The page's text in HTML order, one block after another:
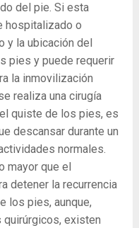
del pie. Si esta
hospitalizado o
y la ubicación del
pies y puede requerir
la inmovilización
realiza una cirugía
quiste de los pies, es
descansar durante un
normales.
mayor que el
detener la recurrencia
los pies, aunque,
existen